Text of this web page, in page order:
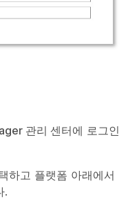
관리 센터에 로그인
하고 플랫폼 아래에서
.